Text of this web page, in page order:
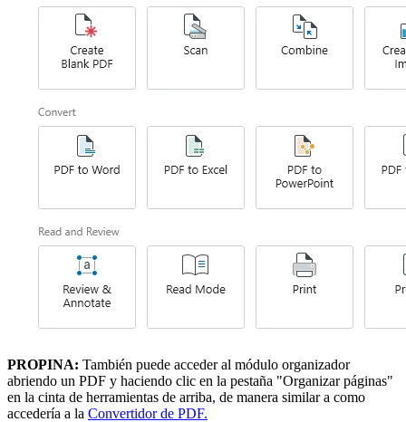
PROPINA: También puede acceder al módulo organizador
abriendo un PDF y haciendo clic en la pestaña "Organizar páginas"
en la cinta de herramientas de arriba, de manera similar a como
accedería a la Convertidor de PDF.